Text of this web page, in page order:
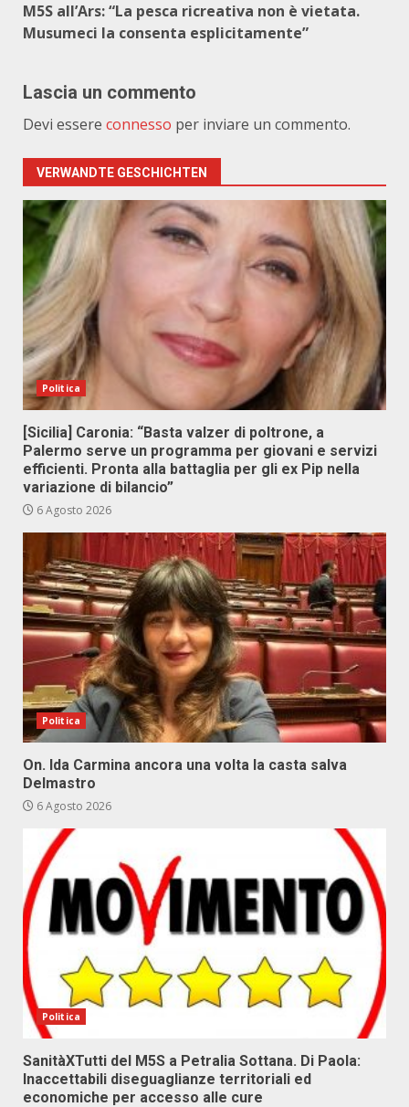
M5S all’Ars: “La pesca ricreativa non è vietata.
Musumeci la consenta esplicitamente”
Lascia un commento
Devi essere connesso per inviare un commento.
VERWANDTE GESCHICHTEN
Politica
[Sicilia] Caronia: “Basta valzer di poltrone, a
Palermo serve un programma per giovani e servizi
efficienti. Pronta alla battaglia per gli ex Pip nella
variazione di bilancio”
6 Agosto 2026
Politica
On. Ida Carmina ancora una volta la casta salva
Delmastro
6 Agosto 2026
Politica
SanitàXTutti del M5S a Petralia Sottana. Di Paola:
Inaccettabili diseguaglianze territoriali ed
economiche per accesso alle cure